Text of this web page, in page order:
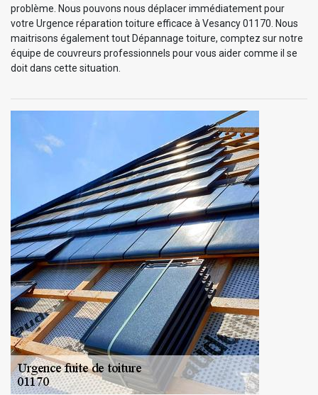
problème. Nous pouvons nous déplacer immédiatement pour
votre Urgence réparation toiture efficace à Vesancy 01170. Nous
maitrisons également tout Dépannage toiture, comptez sur notre
équipe de couvreurs professionnels pour vous aider comme il se
doit dans cette situation.